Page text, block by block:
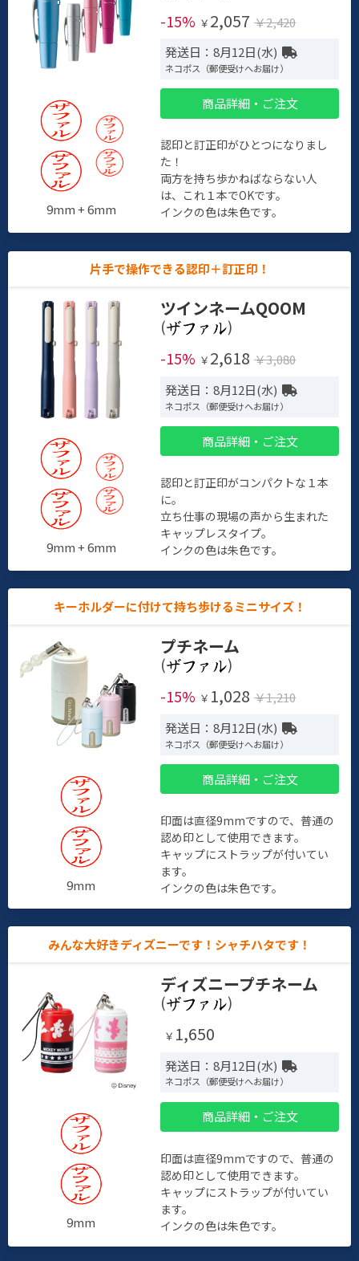
9mm + 6mm
-15% ￥ 2,057 ￥2,420
発送日：8月12日(水)
ネコポス（郵便受けへお届け）
商品詳細・ご注文
認印と訂正印がひとつになりまし
た！
両方を持ち歩かねばならない人
は、これ１本でOKです。
インクの色は朱色です。
片手で操作できる認印＋訂正印！
9mm + 6mm
ツインネームQOOM
(
)
-15% ￥ 2,618 ￥3,080
発送日：8月12日(水)
ネコポス（郵便受けへお届け）
商品詳細・ご注文
認印と訂正印がコンパクトな１本
に。
立ち仕事の現場の声から生まれた
キャップレスタイプ。
インクの色は朱色です。
キーホルダーに付けて持ち歩けるミニサイズ！
9mm
プチネーム
(
)
-15% ￥ 1,028 ￥1,210
発送日：8月12日(水)
ネコポス（郵便受けへお届け）
商品詳細・ご注文
印面は直径9mmですので、普通の
認め印として使用できます。
キャップにストラップが付いてい
ます。
インクの色は朱色です。
みんな大好きディズニーです！シャチハタです！
9mm
ディズニープチネーム
( )
￥ 1,650
発送日：8月12日(水)
ネコポス（郵便受けへお届け）
商品詳細・ご注文
印面は直径9mmですので、普通の
認め印として使用できます。
キャップにストラップが付いてい
ます。
インクの色は朱色です。